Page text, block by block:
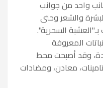
واحد من جوانب
والشعر وحتى
السحرية".
المعروفة
وقد أصبحت محط
معادن، ومضادات